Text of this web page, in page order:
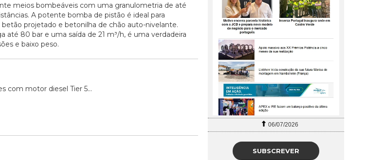
meios bombeáveis com uma granulometria de até
A potente bomba de pistão é ideal para
projetado e betonilha de chão auto-nivelante.
até 80 bar e uma saída de 21 m³/h, é uma verdadeira
e baixo peso.
com motor diesel Tier 5...
06/07/2026
SUBSCREVER